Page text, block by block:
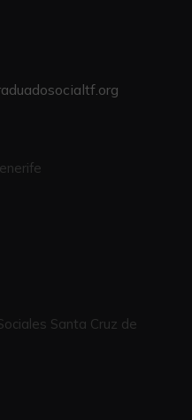
Santa Cruz de